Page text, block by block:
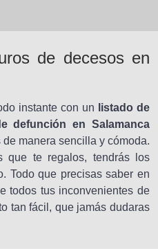
de decesos en
instante con un
listado de
defunción en Salamanca
manera sencilla y cómoda.
que te regalos, tendrás los
Todo que precisas saber en
todos tus inconvenientes de
tan fácil, que jamás dudaras